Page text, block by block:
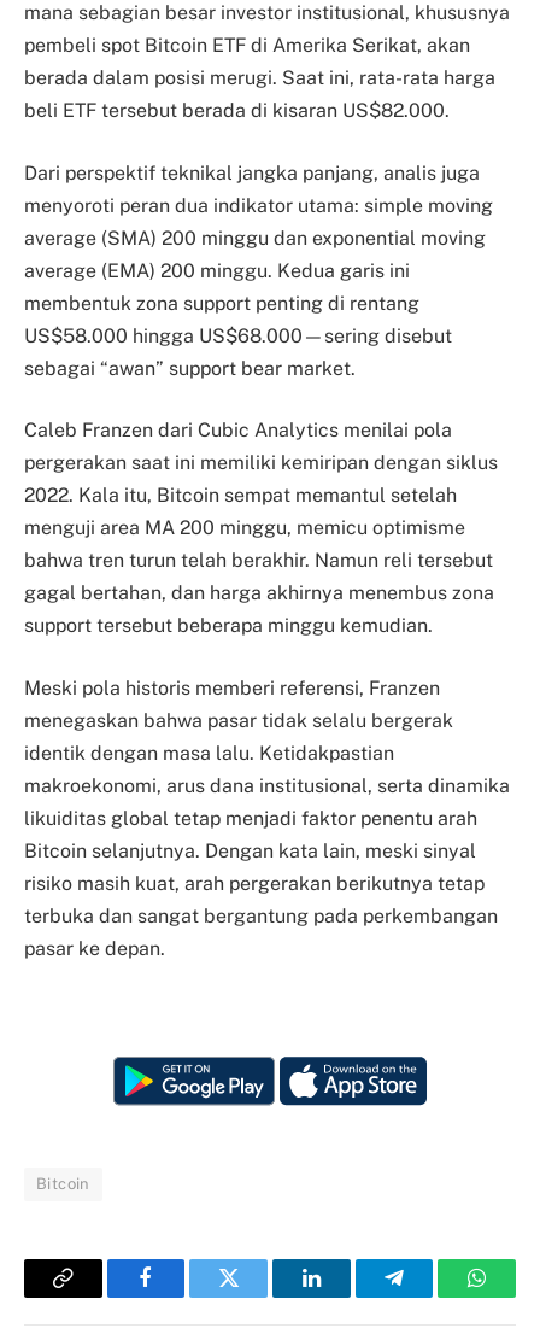
mana sebagian besar investor institusional, khususnya
pembeli spot Bitcoin ETF di Amerika Serikat, akan
berada dalam posisi merugi. Saat ini, rata-rata harga
beli ETF tersebut berada di kisaran US$82.000.
Dari perspektif teknikal jangka panjang, analis juga
menyoroti peran dua indikator utama: simple moving
average (SMA) 200 minggu dan exponential moving
average (EMA) 200 minggu. Kedua garis ini
membentuk zona support penting di rentang
US$58.000 hingga US$68.000—sering disebut
sebagai “awan” support bear market.
Caleb Franzen dari Cubic Analytics menilai pola
pergerakan saat ini memiliki kemiripan dengan siklus
2022. Kala itu, Bitcoin sempat memantul setelah
menguji area MA 200 minggu, memicu optimisme
bahwa tren turun telah berakhir. Namun reli tersebut
gagal bertahan, dan harga akhirnya menembus zona
support tersebut beberapa minggu kemudian.
Meski pola historis memberi referensi, Franzen
menegaskan bahwa pasar tidak selalu bergerak
identik dengan masa lalu. Ketidakpastian
makroekonomi, arus dana institusional, serta dinamika
likuiditas global tetap menjadi faktor penentu arah
Bitcoin selanjutnya. Dengan kata lain, meski sinyal
risiko masih kuat, arah pergerakan berikutnya tetap
terbuka dan sangat bergantung pada perkembangan
pasar ke depan.
Bitcoin
Copy
FacebookTwitter LinkedInTelegram